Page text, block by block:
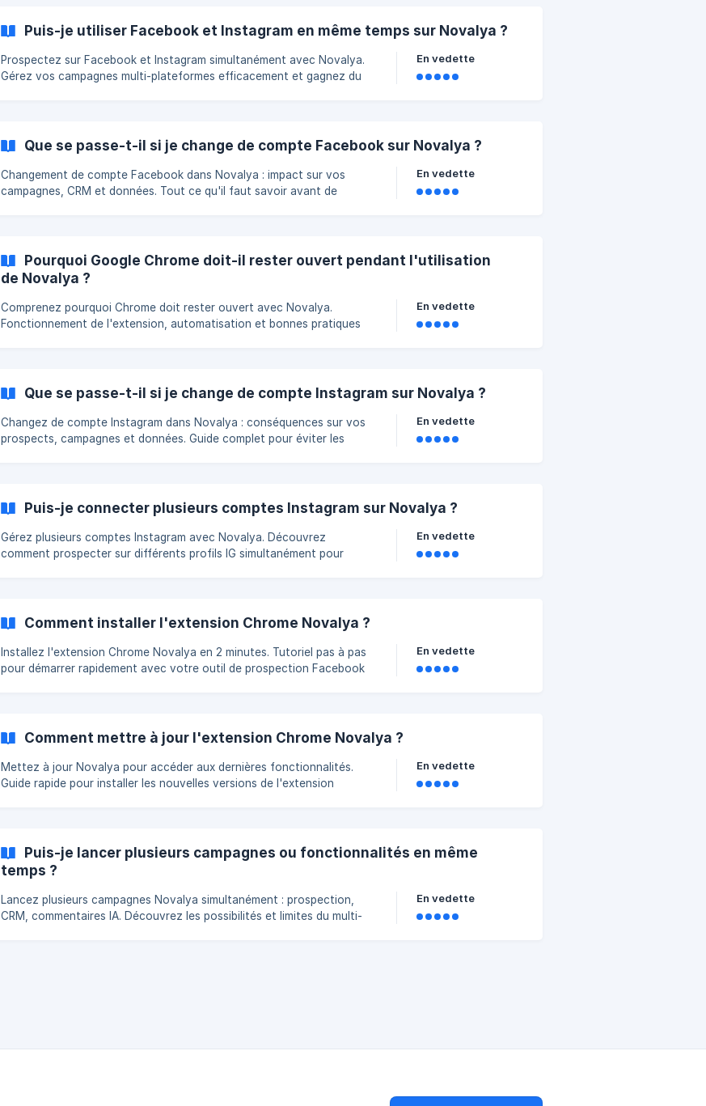
Puis-je utiliser Facebook et Instagram en même temps sur Novalya ?
Prospectez sur Facebook et Instagram simultanément avec Novalya.
Gérez vos campagnes multi-plateformes efficacement et gagnez du
En vedette
Que se passe-t-il si je change de compte Facebook sur Novalya ?
Changement de compte Facebook dans Novalya : impact sur vos
campagnes, CRM et données. Tout ce qu'il faut savoir avant de
En vedette
Pourquoi Google Chrome doit-il rester ouvert pendant l'utilisation
de Novalya ?
Comprenez pourquoi Chrome doit rester ouvert avec Novalya.
Fonctionnement de l'extension, automatisation et bonnes pratiques
En vedette
Que se passe-t-il si je change de compte Instagram sur Novalya ?
Changez de compte Instagram dans Novalya : conséquences sur vos
prospects, campagnes et données. Guide complet pour éviter les
En vedette
Puis-je connecter plusieurs comptes Instagram sur Novalya ?
Gérez plusieurs comptes Instagram avec Novalya. Découvrez
comment prospecter sur différents profils IG simultanément pour
En vedette
Comment installer l'extension Chrome Novalya ?
Installez l'extension Chrome Novalya en 2 minutes. Tutoriel pas à pas
pour démarrer rapidement avec votre outil de prospection Facebook
En vedette
Comment mettre à jour l'extension Chrome Novalya ?
Mettez à jour Novalya pour accéder aux dernières fonctionnalités.
Guide rapide pour installer les nouvelles versions de l'extension
En vedette
Puis-je lancer plusieurs campagnes ou fonctionnalités en même
temps ?
Lancez plusieurs campagnes Novalya simultanément : prospection,
CRM, commentaires IA. Découvrez les possibilités et limites du multi-
En vedette